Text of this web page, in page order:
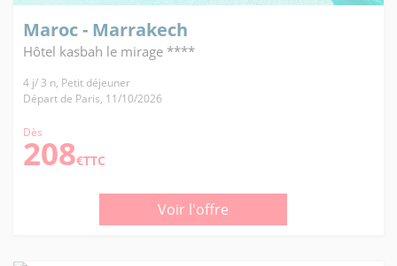
Maroc - Marrakech
Hôtel kasbah le mirage ****
4 j/ 3 n, Petit déjeuner
Départ de Paris, 11/10/2026
Dès
208€TTC
Voir l'offre